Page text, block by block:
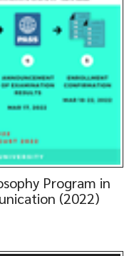
Program in
(2022)